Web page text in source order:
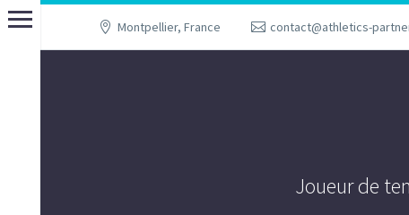
Montpellier, France contact@athletics-
Joueur de